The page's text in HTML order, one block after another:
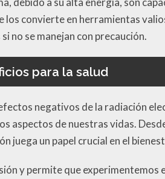
convierte en herramientas
no se manejan con precaución.
para la salud
negativos de la radiación
aspectos de nuestras vidas.
un papel crucial en el
y permite que